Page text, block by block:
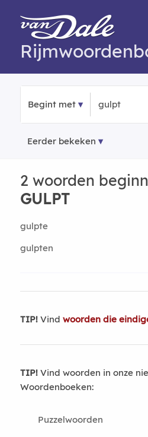
Begint met
Eerder bekeken
2 woorden
GULPT
gulpte
gulpten
TIP!Vind woorden die
TIP!Vind woorden in onze
Woordenboeken:
Puzzelwoorden